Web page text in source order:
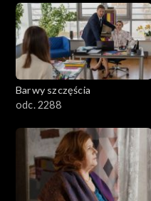
1101–1200
1001–1100
901–1000
801–900
782–800
Barwy szczęścia
odc. 2288